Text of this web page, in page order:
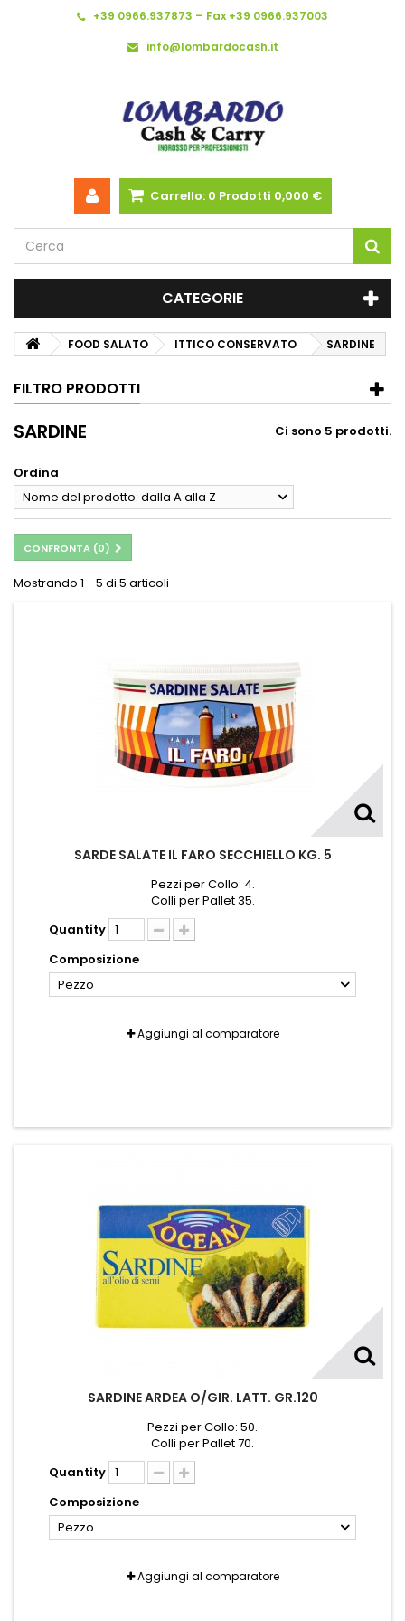
+39 0966.937873 – Fax +39 0966.937003
info@lombardocash.it
Carrello: 0 Prodotti 0,000 €
CATEGORIE
FOOD SALATO ITTICO CONSERVATO SARDINE
FILTRO PRODOTTI
SARDINE Ci sono 5 prodotti.
Ordina
Nome del prodotto: dalla A alla Z
CONFRONTA (0)
Mostrando 1 - 5 di 5 articoli
SARDE SALATE IL FARO SECCHIELLO KG. 5
Pezzi per Collo: 4.
Colli per Pallet 35.
Quantity
Composizione
Pezzo
Aggiungi al comparatore
SARDINE ARDEA O/GIR. LATT. GR.120
Pezzi per Collo: 50.
Colli per Pallet 70.
Quantity
Composizione
Pezzo
Aggiungi al comparatore